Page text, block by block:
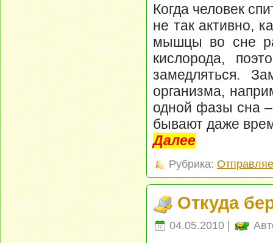
Когда человек
не так активно,
мышцы во сне
кислорода,
замедляться.
организма,
одной фазы сна
бывают даже
Далее
Рубрика:
Откуда
04.05.2010 |